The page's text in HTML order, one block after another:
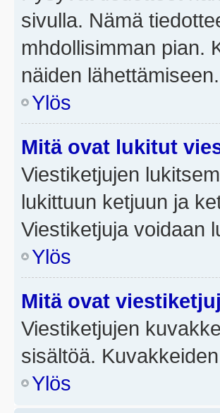
sivulla. Nämä
mhdollisimman pian.
näiden lähettämiseen.
Ylös
Mitä ovat lukitut
Viestiketjujen
lukittuun ketjuun ja
Viestiketjuja voidaan
Ylös
Mitä ovat
Viestiketjujen
sisältöä.
Ylös